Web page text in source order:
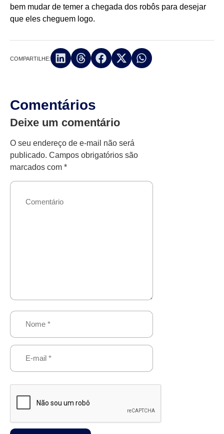
bem mudar de temer a chegada dos robôs para desejar
que eles cheguem logo.
COMPARTILHE:
Comentários
Deixe um comentário
O seu endereço de e-mail não será
publicado. Campos obrigatórios são
marcados com *